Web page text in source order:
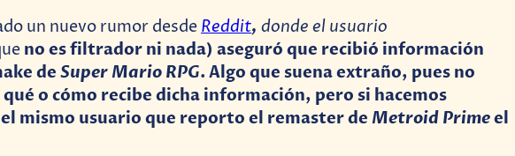
un nuevo rumor desde Reddit, donde el usuario
no es filtrador ni nada) aseguró que recibió información
de Super Mario RPG. Algo que suena extraño, pues no
o cómo recibe dicha información, pero si hacemos
mismo usuario que reporto el remaster de Metroid Primeel